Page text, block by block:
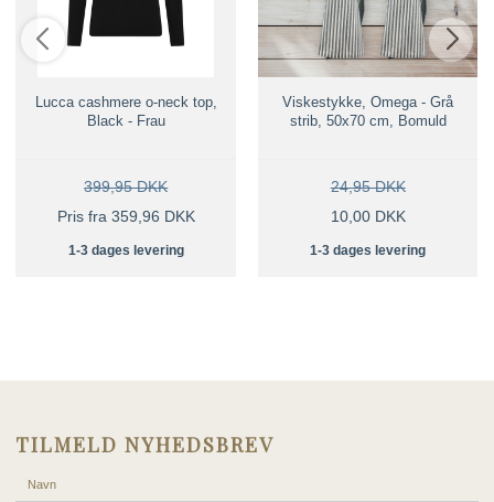
Lucca cashmere o-neck top,
Black - Frau
399,95 DKK
Pris fra 359,96 DKK
1-3 dages levering
Viskestykke, Omega - Grå
strib, 50x70 cm, Bomuld
24,95 DKK
10,00 DKK
1-3 dages levering
TILMELD NYHEDSBREV